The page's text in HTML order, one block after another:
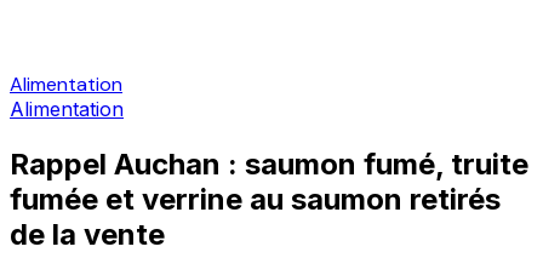
Alimentation
Alimentation
Rappel Auchan : saumon fumé, truite
fumée et verrine au saumon retirés
de la vente